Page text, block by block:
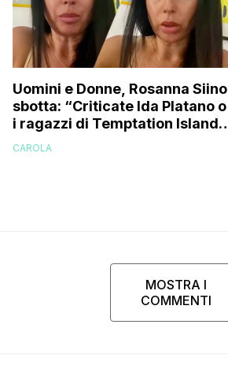
Uomini e Donne, Rosanna Siino
sbotta: “Criticate Ida Platano o
i ragazzi di Temptation Island
perché vi rode il cul* che…”
CAROLA
MOSTRA I
COMMENTI